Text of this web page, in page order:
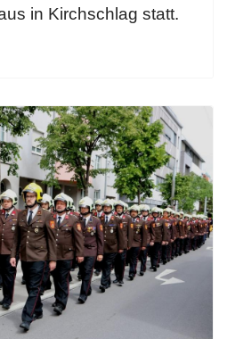
in Kirchschlag statt.